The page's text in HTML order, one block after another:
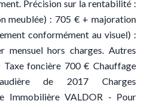
Précision sur la rentabilité :
meublée) : 705 € + majoration
conformément au visuel) :
hors charges. Autres
foncière 700 € Chauffage
de 2017 Charges
Immobilière VALDOR - Pour